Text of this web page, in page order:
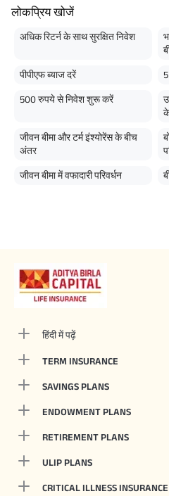
लोकप्रिय खोजें
अधिक रिटर्न के साथ सुरक्षित निवेश
पीपीएफ ब्याज दरें
500 रुपये से निवेश शुरू करें
जीवन बीमा और टर्म इंश्योरेंस के बीच
अंतर
जीवन बीमा में वफादारी परिवर्धन
हिंदी में पढ़ें
TERM INSURANCE
SAVINGS PLANS
ENDOWMENT PLANS
RETIREMENT PLANS
ULIP PLANS
CRITICAL ILLNESS INSURANCE